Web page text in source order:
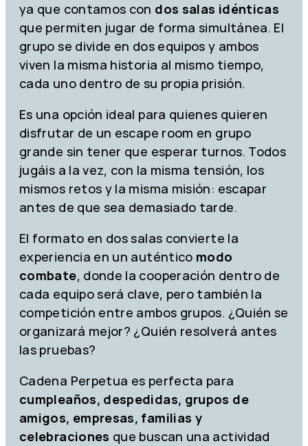
ya que contamos con dos salas idénticas
que permiten jugar de forma simultánea. El
grupo se divide en dos equipos y ambos
viven la misma historia al mismo tiempo,
cada uno dentro de su propia prisión.
Es una opción ideal para quienes quieren
disfrutar de un escape room en grupo
grande sin tener que esperar turnos. Todos
jugáis a la vez, con la misma tensión, los
mismos retos y la misma misión: escapar
antes de que sea demasiado tarde.
El formato en dos salas convierte la
experiencia en un auténtico modo
combate, donde la cooperación dentro de
cada equipo será clave, pero también la
competición entre ambos grupos. ¿Quién se
organizará mejor? ¿Quién resolverá antes
las pruebas?
Cadena Perpetua es perfecta para
cumpleaños, despedidas, grupos de
amigos, empresas, familias y
celebraciones que buscan una actividad